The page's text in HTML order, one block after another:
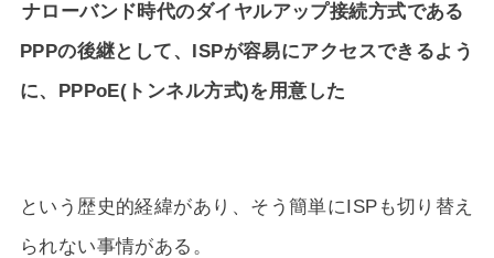
ナローバンド時代のダイヤルアップ接続方式である
PPPの後継として、ISPが容易にアクセスできるよう
に、PPPoE(トンネル方式)を用意した
という歴史的経緯があり、そう簡単にISPも切り替え
られない事情がある。